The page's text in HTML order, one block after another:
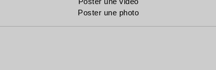
Poster une photo